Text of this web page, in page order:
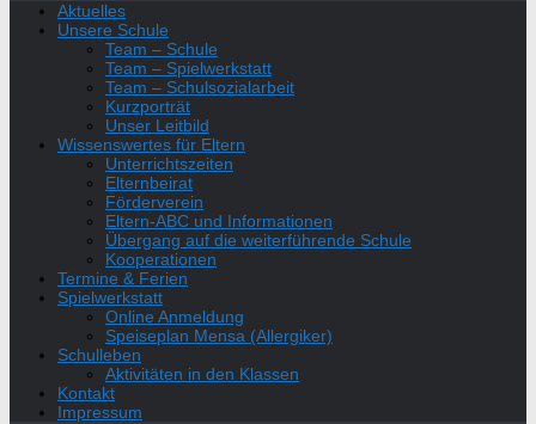
Aktuelles
Unsere Schule
Team – Schule
Team – Spielwerkstatt
Team – Schulsozialarbeit
Kurzporträt
Unser Leitbild
Wissenswertes für Eltern
Unterrichtszeiten
Elternbeirat
Förderverein
Eltern-ABC und Informationen
Übergang auf die weiterführende Schule
Kooperationen
Termine & Ferien
Spielwerkstatt
Online Anmeldung
Speiseplan Mensa (Allergiker)
Schulleben
Aktivitäten in den Klassen
Kontakt
Impressum